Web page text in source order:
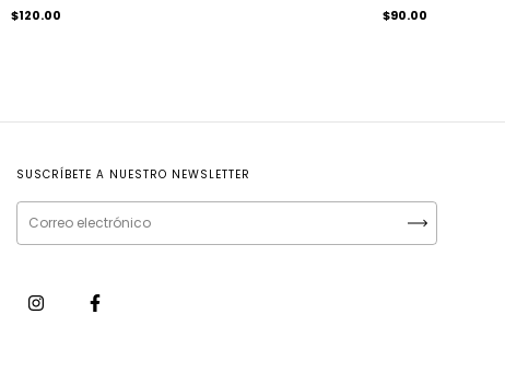
$120.00 $90.00
SUSCRÍBETE A NUESTRO NEWSLETTER